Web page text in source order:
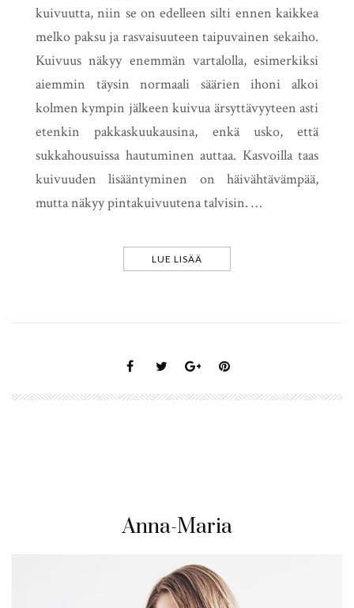
kuivuutta, niin se on edelleen silti ennen kaikkea
melko paksu ja rasvaisuuteen taipuvainen sekaiho.
Kuivuus näkyy enemmän vartalolla, esimerkiksi
aiemmin täysin normaali säärien ihoni alkoi
kolmen kympin jälkeen kuivua ärsyttävyyteen asti
etenkin pakkaskuukausina, enkä usko, että
sukkahousuissa hautuminen auttaa. Kasvoilla taas
kuivuuden lisääntyminen on häivähtävämpää,
mutta näkyy pintakuivuutena talvisin. …
LUE LISÄÄ
Anna-Maria